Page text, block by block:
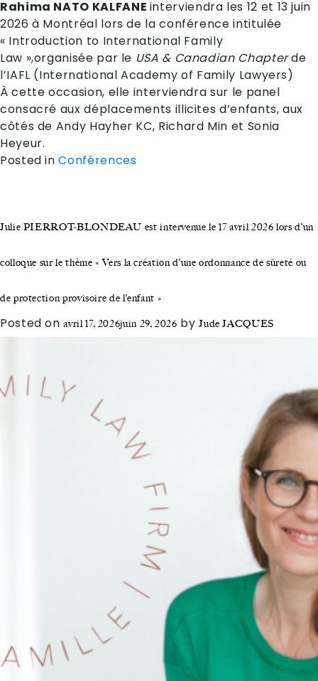
Rahima NATO KALFANE interviendra les 12 et 13 juin
2026 à Montréal lors de la conférence intitulée
« Introduction to International Family
Law »,organisée par le USA & Canadian Chapterde
l’IAFL (International Academy of Family Lawyers)
À cette occasion, elle interviendra sur le panel
consacré aux déplacements illicites d’enfants, aux
côtés de Andy Hayher KC, Richard Min et Sonia
Heyeur.
Posted inConférences
Julie PIERROT-BLONDEAU est intervenue le 17 avril 2026 lors d’un
colloque sur le thème « Vers la création d’une ordonnance de sûreté ou
de protection provisoire de l’enfant »
Posted onavril 17, 2026juin 29, 2026 byJude JACQUES